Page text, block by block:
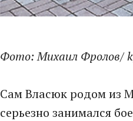
Фото: Михаил Фролов/
Сам Власюк родом из
серьезно занимался